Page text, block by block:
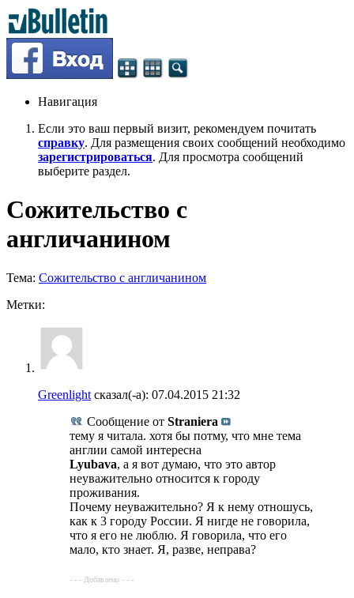
Навигация
Если это ваш первый визит, рекомендуем почитать
справку. Для размещения своих сообщений необходимо
зарегистрироваться. Для просмотра сообщений
выберите раздел.
Сожительство с
англичанином
Тема: Сожительство с англичанином
Метки:
Greenlight сказал(-а): 07.04.2015 21:32
Сообщение от Straniera
тему я читала. хотя бы потму, что мне тема
англии самой интересна
Lyubava, а я вот думаю, что это автор
неуважительно относится к городу
проживания.
Почему неуважительно? Я к нему отношусь,
как к 3 городу России. Я нигде не говорила,
что я его не люблю. Я говорила, что его
мало, кто знает. Я, разве, неправа?
- - - Добавлено - - -